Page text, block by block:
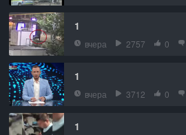
1
вчера 2757 0
1
вчера 3712 0
1